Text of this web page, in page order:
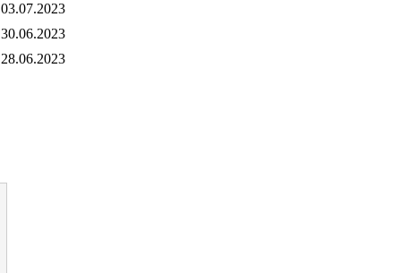
03.07.2023
30.06.2023
28.06.2023